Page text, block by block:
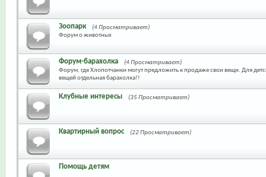
Зоопарк
(4 Просматривает)
Форум о животных
Форум-барахолка
(4 Просматривает)
Форум, где Хлопотчанки могут предложить к продаже свои вещи. Для
вещей отдельная барахолка!!
Клубные интересы (35 Просматривает)
Квартирный вопрос (22 Просматривает)
Помощь детям